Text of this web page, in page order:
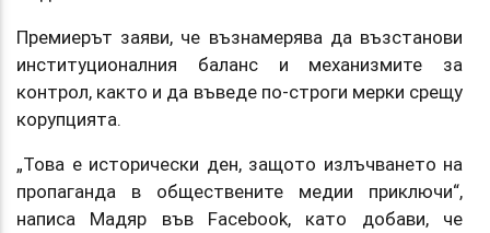
Премиерът заяви, че възнамерява да възстанови
институционалния баланс и механизмите за
контрол, както и да въведе по-строги мерки срещу
корупцията.
„Това е исторически ден, защото излъчването на
пропаганда в обществените медии приключи“,
написа Мадяр във Facebook, като добави, че